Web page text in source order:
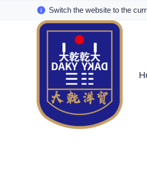
Switch the website to the